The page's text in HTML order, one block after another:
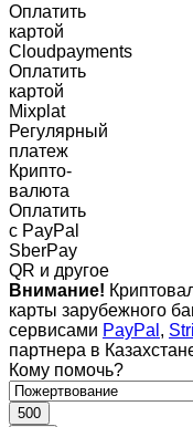
Оплатить
картой
Cloudpayments
Оплатить
картой
Mixplat
Регулярный
платеж
Крипто-
валюта
Оплатить
c PayPal
SberPay
QR и другое
Внимание!
карты зарубежного
сервисами PayPal ,
партнера в
Кому помочь?
500